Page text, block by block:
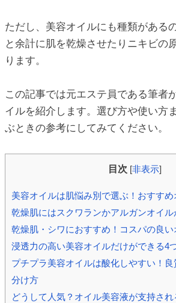
ただし、美容オイルにも種類がある
と余計に肌を乾燥させたりニキビの
ります。
この記事では元エステ員である筆者
イルを紹介します。選び方や使い方
ぶときの参考にしてみてください。
目次 [非表示]
美容オイルは肌悩み別で選ぶ！おすすめ
乾燥肌にはスクワランかアルガンオイル
乾燥肌・シワにおすすめ！コスパの良
浸透力の高い美容オイルだけができる4
プチプラ美容オイルは酸化しやすい！
分け方
どうして人気？オイル美容液が支持され
antiaging/wp-
antiaging/wp-